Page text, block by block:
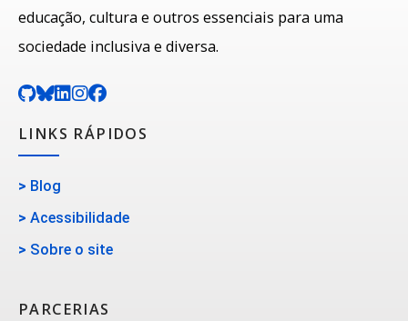
educação, cultura e outros essenciais para uma
sociedade inclusiva e diversa.
LINKS RÁPIDOS
> Blog
> Acessibilidade
> Sobre o site
PARCERIAS